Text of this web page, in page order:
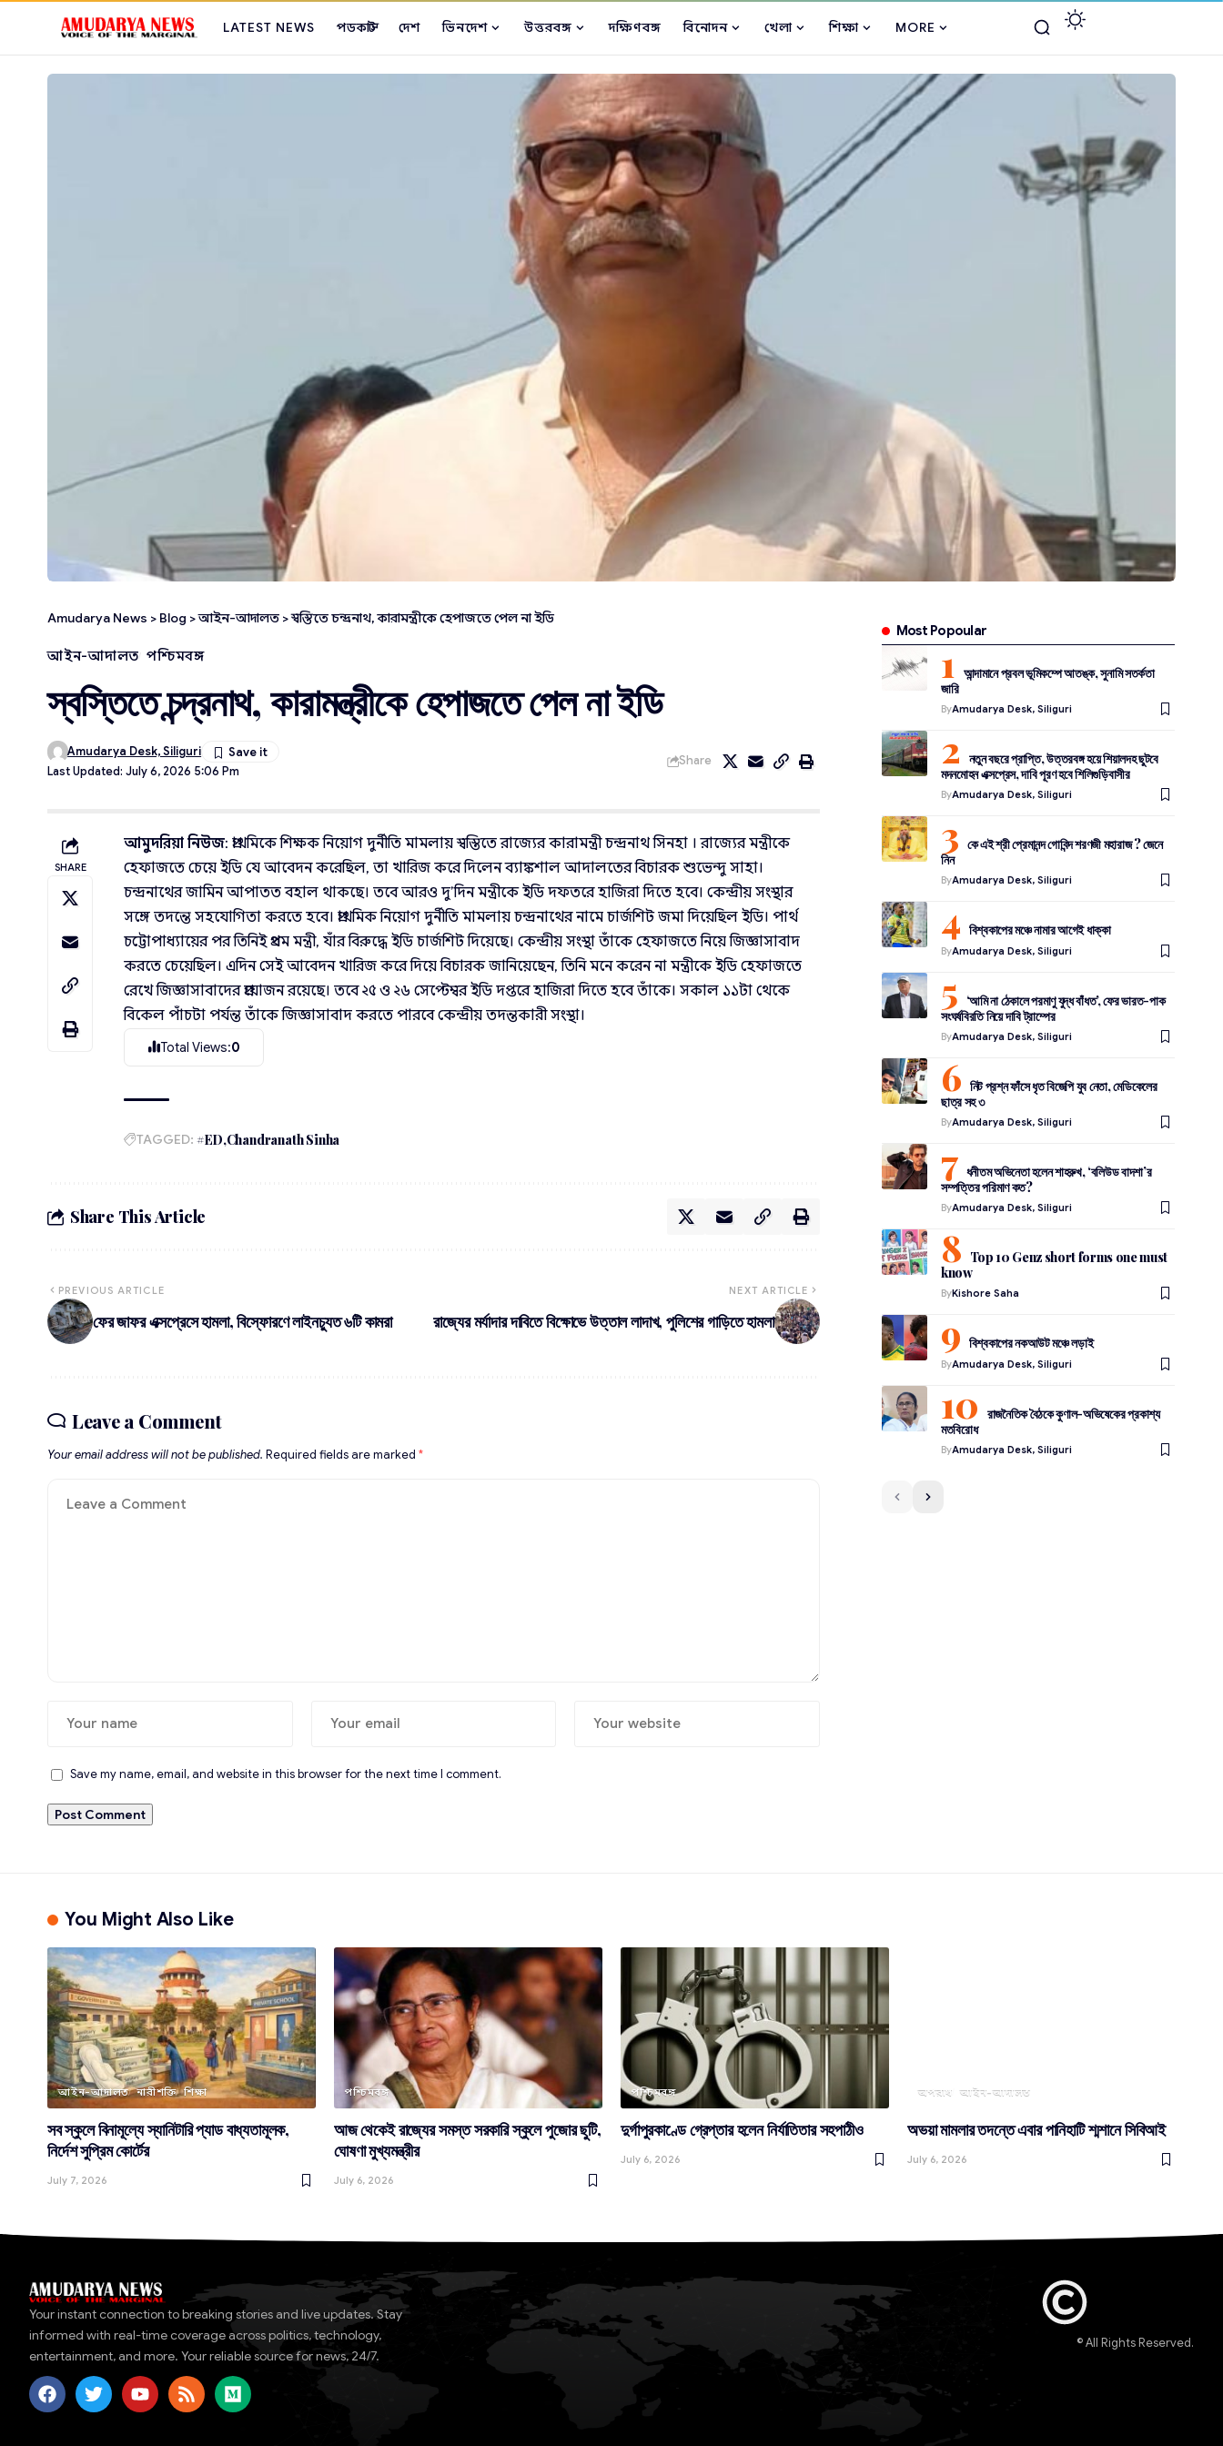
LATEST NEWS পডকাস্ট দেশ ভিনদেশ উত্তরবঙ্গ দক্ষিণবঙ্গ বিনোদন খেলা শিক্ষা MORE
Amudarya News > Blog >আইন-আদালত >স্বস্তিতে চন্দ্রনাথ, কারামন্ত্রীকে হেপাজতে পেল না ইডি
আইন-আদালত পশ্চিমবঙ্গ
স্বস্তিতে চন্দ্রনাথ, কারামন্ত্রীকে হেপাজতে পেল না ইডি
Last Updated: July 6, 2026 5:06 Pm
Amudarya Desk, Siliguri
Share
SHARE
আমুদরিয়া নিউজ: প্রাথমিকে শিক্ষক নিয়োগ দুর্নীতি মামলায় স্বস্তিতে রাজ্যের কারামন্ত্রী চন্দ্রনাথ সিনহা । রাজ্যের মন্ত্রীকে
হেফাজতে চেয়ে ইডি যে আবেদন করেছিল, তা খারিজ করে দিলেন ব্যাঙ্কশাল আদালতের বিচারক শুভেন্দু সাহা।
চন্দ্রনাথের জামিন আপাতত বহাল থাকছে। তবে আরও দু’দিন মন্ত্রীকে ইডি দফতরে হাজিরা দিতে হবে। কেন্দ্রীয় সংস্থার
সঙ্গে তদন্তে সহযোগিতা করতে হবে। প্রাথমিক নিয়োগ দুর্নীতি মামলায় চন্দ্রনাথের নামে চার্জশিট জমা দিয়েছিল ইডি। পার্থ
চট্টোপাধ্যায়ের পর তিনিই প্রথম মন্ত্রী, যাঁর বিরুদ্ধে ইডি চার্জশিট দিয়েছে। কেন্দ্রীয় সংস্থা তাঁকে হেফাজতে নিয়ে জিজ্ঞাসাবাদ
করতে চেয়েছিল। এদিন সেই আবেদন খারিজ করে দিয়ে বিচারক জানিয়েছেন, তিনি মনে করেন না মন্ত্রীকে ইডি হেফাজতে
রেখে জিজ্ঞাসাবাদের প্রয়োজন রয়েছে। তবে ২৫ ও ২৬ সেপ্টেম্বর ইডি দপ্তরে হাজিরা দিতে হবে তাঁকে। সকাল ১১টা থেকে
বিকেল পাঁচটা পর্যন্ত তাঁকে জিজ্ঞাসাবাদ করতে পারবে কেন্দ্রীয় তদন্তকারী সংস্থা।
Total Views:0
TAGGED: #ED Chandranath Sinha
Share This Article
PREVIOUS ARTICLE
ফের জাফর এক্সপ্রেসে হামলা, বিস্ফোরণে লাইনচ্যুত ৬টি কামরা
NEXT ARTICLE
রাজ্যের মর্যাদার দাবিতে বিক্ষোভে উত্তাল লাদাখ, পুলিশের গাড়িতে হামলা
Leave a Comment
Your email address will not be published. Required fields are marked *
Save my name, email, and website in this browser for the next time I comment.
Most Popoular
আন্দামানে প্রবল ভূমিকম্পে আতঙ্ক, সুনামি সতর্কতা
জারি
ByAmudarya Desk, Siliguri
নতুন বছরে প্রাপ্তি, উত্তরবঙ্গ হয়ে শিয়ালদহ ছুটবে
মদনমোহন এক্সপ্রেস, দাবি পূরণ হবে শিলিগুড়িবাসীর
ByAmudarya Desk, Siliguri
কে এই শ্রী প্রেমানন্দ গোবিন্দ শরণজী মহারাজ ? জেনে
নিন
ByAmudarya Desk, Siliguri
বিশ্বকাপের মঞ্চে নামার আগেই ধাক্কা
ByAmudarya Desk, Siliguri
‘আমি না ঠেকালে পরমাণু যুদ্ধ বাঁধত’, ফের ভারত-পাক
সংঘর্ষবিরতি নিয়ে দাবি ট্রাম্পের
ByAmudarya Desk, Siliguri
নিট প্রশ্ন ফাঁসে ধৃত বিজেপি যুব নেতা, মেডিকেলের
ছাত্র সহ ৩
ByAmudarya Desk, Siliguri
ধনীতম অভিনেতা হলেন শাহরুখ, ‘বলিউড বাদশা’র
সম্পত্তির পরিমাণ কত?
ByAmudarya Desk, Siliguri
Top 10 Genz short forms one must
know
ByKishore Saha
বিশ্বকাপের নকআউট মঞ্চে লড়াই
ByAmudarya Desk, Siliguri
রাজনৈতিক বৈঠকে কুণাল-অভিষেকের প্রকাশ্য
মতবিরোধ
ByAmudarya Desk, Siliguri
You Might Also Like
আইন-আদালত নারীশক্তি শিক্ষা
সব স্কুলে বিনামূল্যে স্যানিটারি প্যাড বাধ্যতামূলক,
নির্দেশ সুপ্রিম কোর্টের
July 7, 2026
পশ্চিমবঙ্গ
আজ থেকেই রাজ্যের সমস্ত সরকারি স্কুলে পুজোর ছুটি,
ঘোষণা মুখ্যমন্ত্রীর
July 6, 2026
পশ্চিমবঙ্গ
দুর্গাপুরকাণ্ডে গ্রেপ্তার হলেন নির্যাতিতার সহপাঠীও
July 6, 2026
অপরাধ আইন-আদালত
অভয়া মামলার তদন্তে এবার পানিহাটি শ্মশানে সিবিআই
July 6, 2026
Your instant connection to breaking stories and live updates. Stay
informed with real-time coverage across politics, technology,
entertainment, and more. Your reliable source for news, 24/7.
© All Rights Reserved.